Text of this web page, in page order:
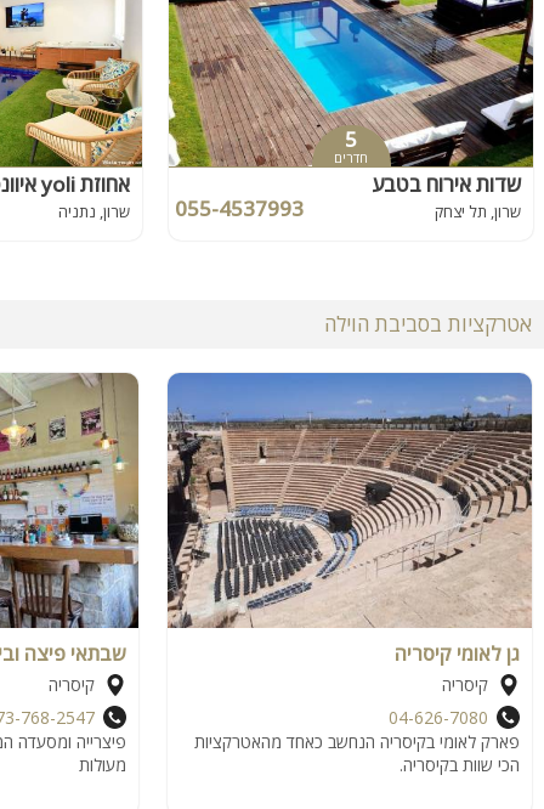
5
חדרים
שדות אירוח בטבע
שרון, תל יצחק 055-4537993
אחוזת yoli איוונטס
שרון, נתניה
אטרקציות בסביבת הוילה
גן לאומי קיסריה
קיסריה
04-626-7080
פארק לאומי בקיסריה הנחשב כאחד מהאטרקציות
הכי שוות בקיסריה.
שבתאי פיצה
קיסריה
768-2547
פיצרייה ומסעדה
מעולות